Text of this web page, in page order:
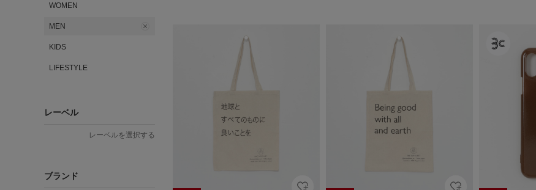
WOMEN
MEN
KIDS
LIFESTYLE
レーベル
レーベルを選択する
ブランド